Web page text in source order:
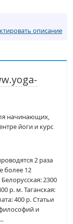
описание
начинающих,
йоги и курс
2 раза
более 12
2300
р. м. Таганская:
400 р. Статьи
и